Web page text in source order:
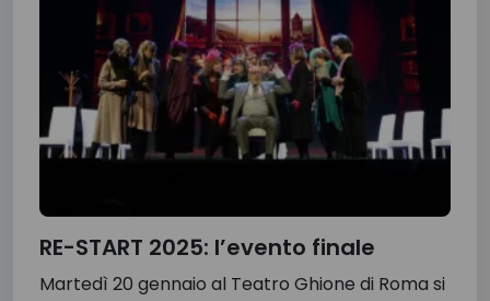
RE-START 2025: l’evento finale
Martedì 20 gennaio al Teatro Ghione di Roma si